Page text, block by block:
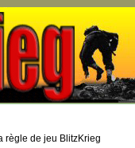
règle de jeu BlitzKrieg